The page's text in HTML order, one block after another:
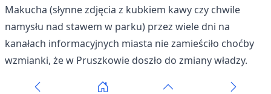
Makucha (słynne zdjęcia z kubkiem kawy czy chwile
namysłu nad stawem w parku) przez wiele dni na
kanałach informacyjnych miasta nie zamieściło choćby
wzmianki, że w Pruszkowie doszło do zmiany władzy.